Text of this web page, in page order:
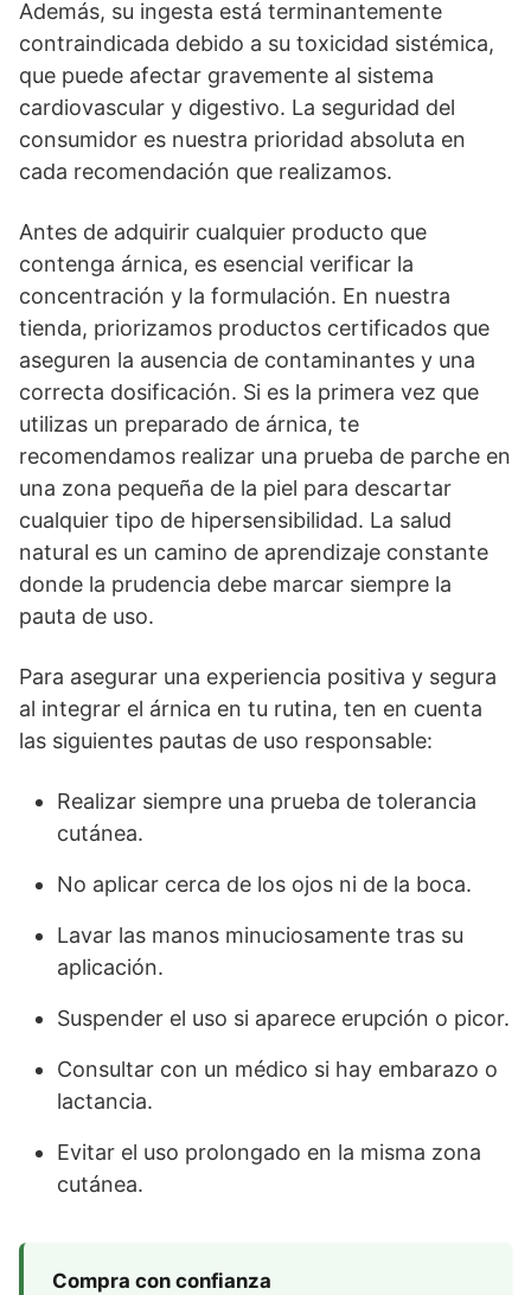
Además, su ingesta está terminantemente
contraindicada debido a su toxicidad sistémica,
que puede afectar gravemente al sistema
cardiovascular y digestivo. La seguridad del
consumidor es nuestra prioridad absoluta en
cada recomendación que realizamos.
Antes de adquirir cualquier producto que
contenga árnica, es esencial verificar la
concentración y la formulación. En nuestra
tienda, priorizamos productos certificados que
aseguren la ausencia de contaminantes y una
correcta dosificación. Si es la primera vez que
utilizas un preparado de árnica, te
recomendamos realizar una prueba de parche en
una zona pequeña de la piel para descartar
cualquier tipo de hipersensibilidad. La salud
natural es un camino de aprendizaje constante
donde la prudencia debe marcar siempre la
pauta de uso.
Para asegurar una experiencia positiva y segura
al integrar el árnica en tu rutina, ten en cuenta
las siguientes pautas de uso responsable:
Realizar siempre una prueba de tolerancia
cutánea.
No aplicar cerca de los ojos ni de la boca.
Lavar las manos minuciosamente tras su
aplicación.
Suspender el uso si aparece erupción o picor.
Consultar con un médico si hay embarazo o
lactancia.
Evitar el uso prolongado en la misma zona
cutánea.
Compra con confianza